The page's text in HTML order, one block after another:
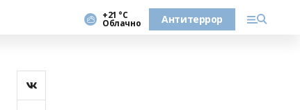
+21 °С
Облачно Антитеррор